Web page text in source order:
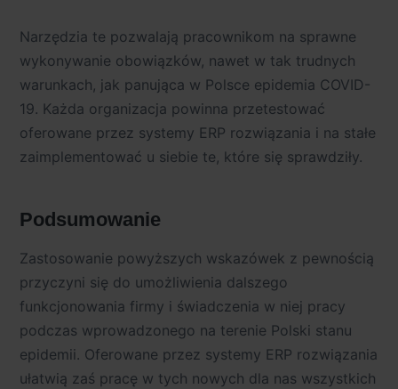
Narzędzia te pozwalają pracownikom na sprawne
wykonywanie obowiązków, nawet w tak trudnych
warunkach, jak panująca w Polsce epidemia COVID-
19. Każda organizacja powinna przetestować
oferowane przez systemy ERP rozwiązania i na stałe
zaimplementować u siebie te, które się sprawdziły.
Podsumowanie
Zastosowanie powyższych wskazówek z pewnością
przyczyni się do umożliwienia dalszego
funkcjonowania firmy i świadczenia w niej pracy
podczas wprowadzonego na terenie Polski stanu
epidemii. Oferowane przez systemy ERP rozwiązania
ułatwią zaś pracę w tych nowych dla nas wszystkich